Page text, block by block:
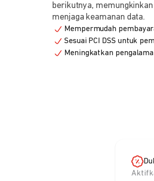
berikutnya,
menjaga keamanan data.
Mempermudah
Sesuai PCI DSS untuk
Meningkatkan